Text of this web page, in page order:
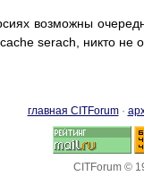
возможны
serach, никто не
главная CITForum·
CITForum ©